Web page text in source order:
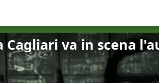
Cagliari va in scena